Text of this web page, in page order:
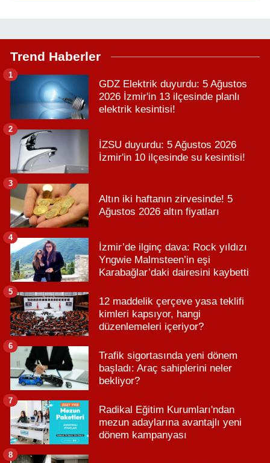
Trend Haberler
GDZ Elektrik duyurdu: 5 Ağustos
2026 İzmir'in 13 ilçesinde planlı
elektrik kesintisi!
1
İZSU duyurdu: 5 Ağustos 2026
İzmir'in 10 ilçesinde su kesintisi!
2
Altın iki haftanın zirvesinde! 5
Ağustos 2026 altın fiyatları
3
İzmir’de ilginç dava: Rock yıldızı
Yngwie Malmsteen’in eşi
Karabağlar’daki dairesini kaybetti
4
12 maddelik çerçeve yasa teklifi
kimleri kapsıyor, hangi
düzenlemeleri içeriyor?
5
Trafik sigortasında yeni dönem
başladı: Araç sahiplerini neler
bekliyor?
6
Radikal Eğitim Kurumları'ndan
mezun adaylarına avantajlı yeni
dönem kampanyası
7
8